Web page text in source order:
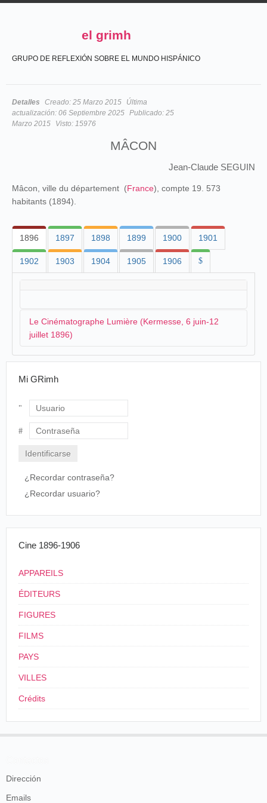
el grimh
GRUPO DE REFLEXIÓN SOBRE EL MUNDO HISPÁNICO
Detalles Creado: 25 Marzo 2015
Última
actualización: 06 Septiembre 2025 Publicado: 25
Marzo 2015
Visto: 15976
MÂCON
Jean-Claude SEGUIN
Mâcon, ville du département (France), compte 19. 573
habitants (1894).
1896 1897 1898 1899 1900 1901
1902 1903 1904 1905 1906 $
Le Cinématographe Lumière (Kermesse, 6 juin-12
juillet 1896)
Harmonie municipale et Union chorale.-
[...] Cette kermesse, cette année, sera des plus
brillantes et présentera un grand intérêt en
raison des attractions nouvelles qui seront
la première fois dans notre ville, grâce à
concessionnaire du cinématographe Lumière,
nous pourrons admirer cette merveilleuse
féliciter nos deux sociétés de leur esprit
Le Journal de Saône-et-Loire
La presse lyonnaise se fait l'écho de prochaine
installation:
Kermesse des 6, 7 et 8 juin. - Nos
félicitons bien vivement nos sociétés d'avoir eu
Mi GRimh
Usuario
¿Recordar contraseña?
¿Recordar usuario?
Cine 1896-1906
APPAREILS
ÉDITEURS
FIGURES
FILMS
PAYS
VILLES
Crédits
Dirección
Emails